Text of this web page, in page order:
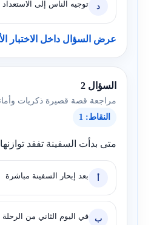
د توجيه الناس إلى الاستعداد
عرض السؤال داخل الاختبار
السؤال 2
مراجعة قصة قصيرة ذكريات
النقاط: 1
متى بدأت السفينة تفقد
أ بعد إبحار السفينة مباشرة
ب في اليوم الثاني من الرحلة